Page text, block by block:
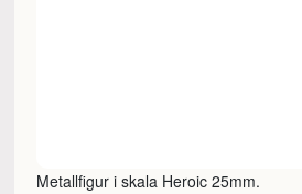
Metallfigur i skala Heroic 25mm.